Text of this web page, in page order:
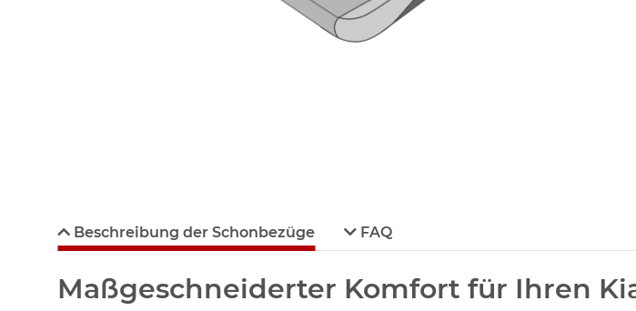
Beschreibung der Schonbezüge FAQ
Maßgeschneiderter Komfort für Ihren